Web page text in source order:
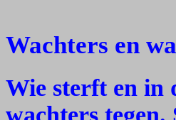
Wachters en
Wie sterft en in